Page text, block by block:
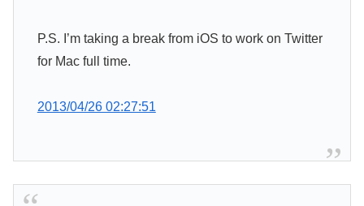
P.S. I’m taking a break from iOS to work on Twitter
for Mac full time.
2013/04/26 02:27:51